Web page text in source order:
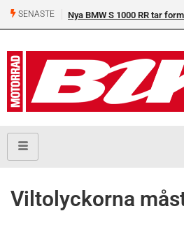
SENASTE Nya BMW S 1000 RR tar form
Viltolyckorna